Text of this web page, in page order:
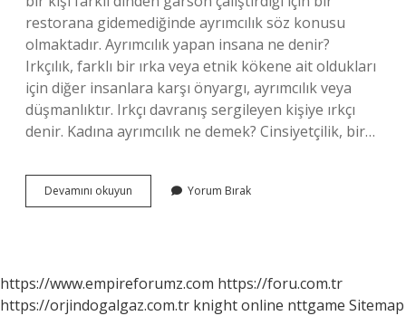
restorana gidemediğinde ayrımcılık söz konusu
olmaktadır. Ayrımcılık yapan insana ne denir?
Irkçılık, farklı bir ırka veya etnik kökene ait oldukları
için diğer insanlara karşı önyargı, ayrımcılık veya
düşmanlıktır. Irkçı davranış sergileyen kişiye ırkçı
denir. Kadına ayrımcılık ne demek? Cinsiyetçilik, bir…
Devamını okuyun Ayrımcılık
Ne
Yorum Bırak
https://www.empireforumz.com https://foru.com.tr
https://orjindogalgaz.com.tr knight online nttgame Sitemap